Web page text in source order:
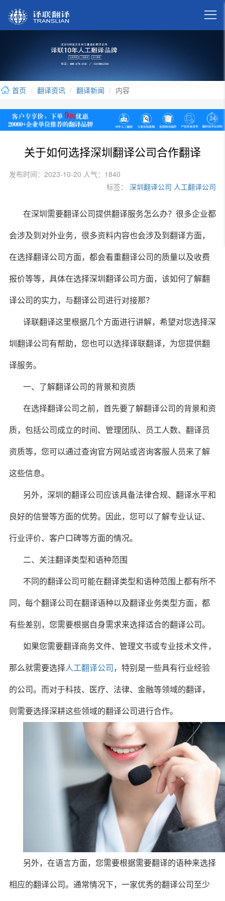

首页 翻译资讯 翻译新闻 内容
关于如何选择深圳翻译公司合作翻译
发布时间：2023-10-20 人气：1840
标签：
深圳翻译公司 人工翻译公司
在深圳需要翻译公司提供翻译服务怎么办？很多企业都
会涉及到对外业务，很多资料内容也会涉及到翻译方面，
在选择翻译公司方面，都会看重翻译公司的质量以及收费
报价等等，具体在选择深圳翻译公司方面，该如何了解翻
译公司的实力，与翻译公司进行对接那？
译联翻译这里根据几个方面进行讲解，希望对您选择深
圳翻译公司有帮助，您也可以选择译联翻译，为您提供翻
译服务。
一、了解翻译公司的背景和资质
在选择翻译公司之前，首先要了解翻译公司的背景和资
质，包括公司成立的时间、管理团队、员工人数、翻译员
资质等，您可以通过查询官方网站或咨询客服人员来了解
这些信息。
另外，深圳的翻译公司应该具备法律合规、翻译水平和
良好的信誉等方面的优势。因此，您可以了解专业认证、
行业评价、客户口碑等方面的情况。
二、关注翻译类型和语种范围
不同的翻译公司可能在翻译类型和语种范围上都有所不
同，每个翻译公司在翻译语种以及翻译业务类型方面，都
有些差别，您需要根据自身需求来选择适合的翻译公司。
如果您需要翻译商务文件、管理文书或专业技术文件，
那么就需要选择人工翻译公司 ，特别是一些具有行业经验
的公司。而对于科技、医疗、法律、金融等领域的翻译，
则需要选择深耕这些领域的翻译公司进行合作。
另外，在语言方面，您需要根据需要翻译的语种来选择
相应的翻译公司。通常情况下，一家优秀的翻译公司至少